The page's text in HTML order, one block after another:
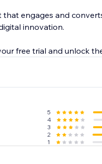
engages and
innovation.
free trial and unlock
and elevate your
5
4
3
2
1